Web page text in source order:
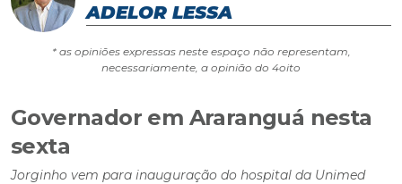
ADELOR LESSA
* as opiniões expressas neste espaço não representam,
necessariamente, a opinião do 4oito
Governador em Araranguá nesta
sexta
Jorginho vem para inauguração do hospital da Unimed